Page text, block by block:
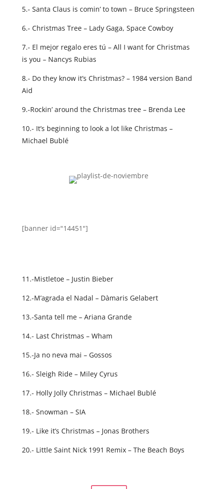
5.- Santa Claus is comin’ to town – Bruce Springsteen
6.- Christmas Tree – Lady Gaga, Space Cowboy
7.- El mejor regalo eres tú – All I want for Christmas
is you – Nancys Rubias
8.- Do they know it’s Christmas? – 1984 version Band
Aid
9.-Rockin’ around the Christmas tree – Brenda Lee
10.- It’s beginning to look a lot like Christmas –
Michael Bublé
[banner id="14451"]
11.-Mistletoe – Justin Bieber
12.-M’agrada el Nadal – Dàmaris Gelabert
13.-Santa tell me – Ariana Grande
14.- Last Christmas – Wham
15.-Ja no neva mai – Gossos
16.- Sleigh Ride – Miley Cyrus
17.- Holly Jolly Christmas – Michael Bublé
18.- Snowman – SIA
19.- Like it’s Christmas – Jonas Brothers
20.- Little Saint Nick 1991 Remix – The Beach Boys